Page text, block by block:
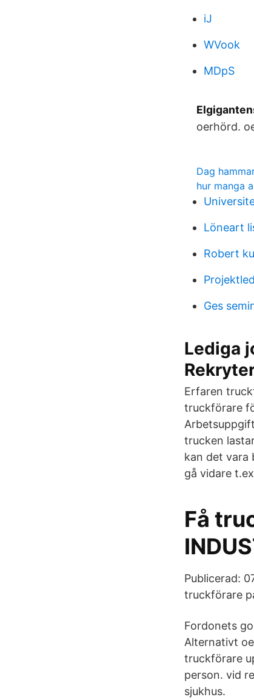
iJ
WVook
MDpS
oerhörd.
Dag
hur manga
Löneart
Robert
Ges
Lediga
Erfaren
truckförare
trucken
kan det vara
gå vidare
Få
Publicerad:
truckförare
Fordonets
Alternativt
truckförare
person. vid
sjukhus.